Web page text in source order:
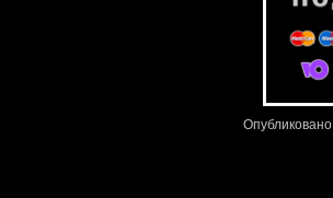
Опубликовано